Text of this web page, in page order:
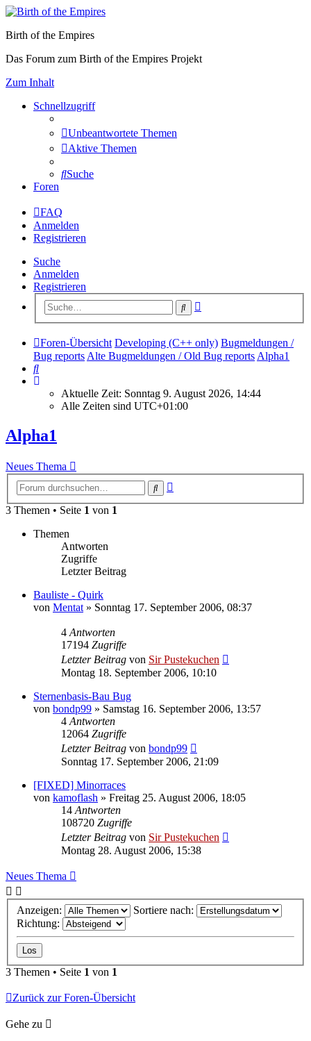
Birth of the Empires
Das Forum zum Birth of the Empires Projekt
Zum Inhalt
Schnellzugriff
Unbeantwortete Themen
Aktive Themen
Suche
Foren
FAQ
Anmelden
Registrieren
Suche
Anmelden
Registrieren
Suche
Foren-Übersicht Developing (C++ only) Bugmeldungen /
Bug reports Alte Bugmeldungen / Old Bug reports Alpha1
Suche
Aktuelle Zeit: Sonntag 9. August 2026, 14:44
Alle Zeiten sind UTC+01:00
Alpha1
Neues Thema
Suche
3 Themen • Seite 1 von 1
Themen
Antworten
Zugriffe
Letzter Beitrag
Bauliste - Quirk
von Mentat » Sonntag 17. September 2006, 08:37
4 Antworten
17194 Zugriffe
Letzter Beitrag von Sir Pustekuchen
Montag 18. September 2006, 10:10
Sternenbasis-Bau Bug
von bondp99 » Samstag 16. September 2006, 13:57
4 Antworten
12064 Zugriffe
Letzter Beitrag von bondp99
Sonntag 17. September 2006, 21:09
[FIXED] Minorraces
von kamoflash » Freitag 25. August 2006, 18:05
14 Antworten
108720 Zugriffe
Letzter Beitrag von Sir Pustekuchen
Montag 28. August 2006, 15:38
Neues Thema
Anzeigen:
Sortiere nach:
Richtung:
3 Themen • Seite 1 von 1
Zurück zur Foren-Übersicht
Gehe zu